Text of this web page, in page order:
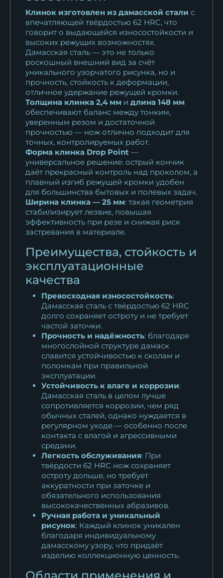
Клинок изготовлен из дамасской стали с
впечатляющей твёрдостью 62 HRC, что
говорит о выдающейся износостойкости и
высоких режущих возможностях.
Дамасская сталь — это не только
роскошный внешний вид за счёт
уникального узорчатого рисунка, но и
прочность, стойкость к деформации,
отличное удержание режущей кромки.
Толщина клинка 2,4 мм и длина 148 мм
обеспечивают баланс между тонким,
уверенным резом и достаточной
прочностью — нож отлично подходит для
точных, контролируемых работ.
Форма клинка Drop Point —
универсальное решение: острый кончик
даёт прекрасный контроль над проколом, а
плавный изгиб режущей кромки удобен
для большинства бытовых и полевых задач.
Ширина клинка — 25 мм: такая геометрия
стабилизирует лезвие, повышая
эффективность при резе и снижая риск
застревания в материале.
Преимущества, стойкость и
эксплуатационные
качества
Превосходная износостойкость:
Дамасская сталь с твёрдостью 62 HRC
долго сохраняет остроту и не требует
частой заточки.
Прочность и надёжность: благодаря
многослойной структуре дамаск
славится устойчивостью к сколам и
поломкам при правильной
эксплуатации.
Устойчивость к влаге и коррозии:
Дамасская сталь в целом лучше
сопротивляется коррозии, чем ряд
обычных сталей, однако нуждается в
регулярном уходе — особенно после
контакта с влагой и агрессивными
средами.
Легкость обслуживания: При
твёрдости 62 HRC нож сохраняет
остроту дольше, но требует
аккуратности при заточке и
обязательного использования
высококачественных абразивов.
Ручная работа и уникальный
рисунок: Каждый клинок уникален
благодаря индивидуальному
дамасскому узору, что придаёт
изделию коллекционную ценность.